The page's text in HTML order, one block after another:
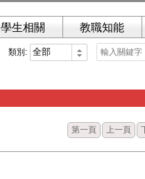
學生相關 教職知能
類別:
第一頁 上一頁